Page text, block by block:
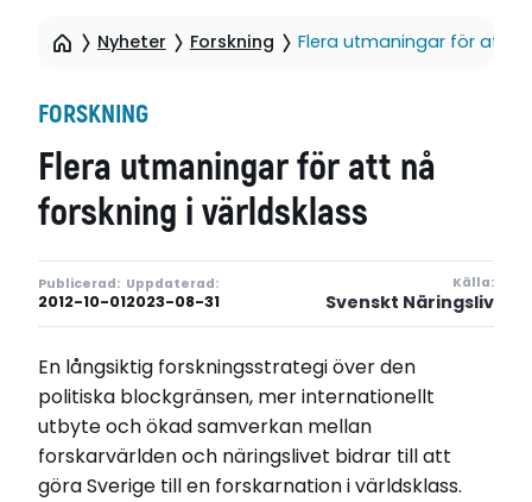
Nyheter Forskning Flera utmaningar för att
FORSKNING
Flera utmaningar för att nå
forskning i världsklass
Publicerad:
2012-10-01
Uppdaterad:
2023-08-31
Källa:
Svenskt Näringsliv
En långsiktig forskningsstrategi över den
politiska blockgränsen, mer internationellt
utbyte och ökad samverkan mellan
forskarvärlden och näringslivet bidrar till att
göra Sverige till en forskarnation i världsklass.